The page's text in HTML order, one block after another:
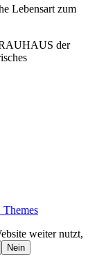
Lebensart zum
der
weiter nutzt,
Nein